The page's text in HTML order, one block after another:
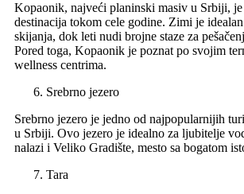
Kopaonik, najveći planinski masiv u Srbiji,
destinacija tokom cele godine. Zimi je
skijanja, dok leti nudi brojne staze za
Pored toga, Kopaonik je poznat po svojim
wellness centrima.
Srebrno jezero
Srebrno jezero je jedno od najpopularnijih
u Srbiji. Ovo jezero je idealno za ljubitelje
nalazi i Veliko Gradište, mesto sa bogatom
Tara